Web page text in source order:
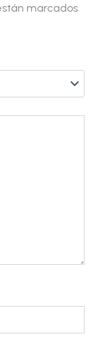
marcados